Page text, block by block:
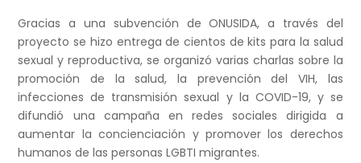
Gracias a una subvención de ONUSIDA, a través del
proyecto se hizo entrega de cientos de kits para la salud
sexual y reproductiva, se organizó varias charlas sobre la
promoción de la salud, la prevención del VIH, las
infecciones de transmisión sexual y la COVID-19, y se
difundió una campaña en redes sociales dirigida a
aumentar la concienciación y promover los derechos
humanos de las personas LGBTI migrantes.